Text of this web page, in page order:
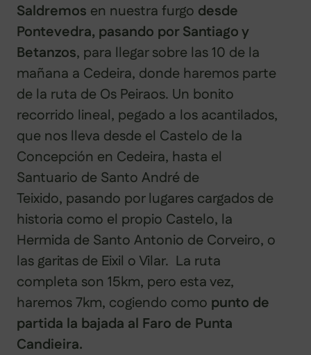
Saldremos en nuestra furgo desde
Pontevedra, pasando por Santiago y
Betanzos, para llegar sobre las 10 de la
mañana a Cedeira, donde haremos parte
de la ruta de Os Peiraos. Un bonito
recorrido lineal, pegado a los acantilados,
que nos lleva desde el Castelo de la
Concepción en Cedeira, hasta el
Santuario de Santo André de
Teixido, pasando por lugares cargados de
historia como el propio Castelo, la
Hermida de Santo Antonio de Corveiro, o
las garitas de Eixil o Vilar. La ruta
completa son 15km, pero esta vez,
haremos 7km, cogiendo como punto de
partida la bajada al Faro de Punta
Candieira.